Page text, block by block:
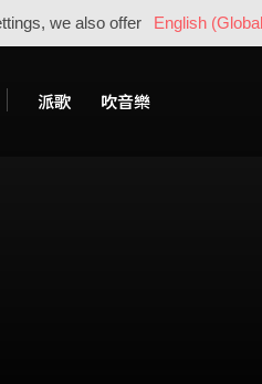
we also offer English
派歌 吹音樂